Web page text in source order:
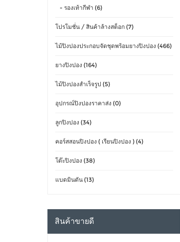
- รองเท้ากีฬา (6)
โปรโมชั่น / สินค้าล้างสต็อก (7)
ไม้ปิงปองประกอบจัดชุดพร้อมยางปิงปอง (466)
ยางปิงปอง (164)
ไม้ปิงปองสำเร็จรูป (5)
อุปกรณ์ปิงปองราคาส่ง (0)
ลูกปิงปอง (34)
คอร์สสอนปิงปอง ( เรียนปิงปอง ) (4)
โต๊ะปิงปอง (38)
แบดมินตัน (13)
สินค้าขายดี